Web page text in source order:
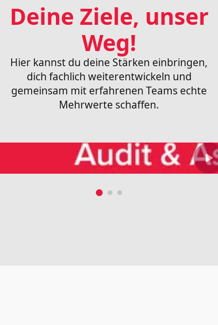
Deine Ziele, unser
Weg!
Hier kannst du deine Stärken einbringen,
dich fachlich weiterentwickeln und
gemeinsam mit erfahrenen Teams echte
Mehrwerte schaffen.